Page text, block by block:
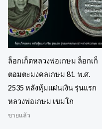
ล็อกเก็ตหลวงพ่อเกษม ล็อกเก็
ตอมตะมงคลเกษม 81 พ.ศ.
2535 หลังหุ้มแผ่นเงิน รุ่นแรก
หลวงพ่อเกษม เขมโก
ขายแล้ว